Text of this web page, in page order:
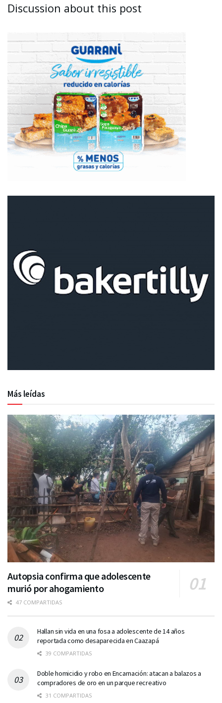
Discussion about this post
Más leídas
Autopsia confirma que adolescente
murió por ahogamiento
47 COMPARTIDAS
Hallan sin vida en una fosa a adolescente de 14 años
reportada como desaparecida en Caazapá
39 COMPARTIDAS
Doble homicidio y robo en Encarnación: atacan a balazos a
compradores de oro en un parque recreativo
31 COMPARTIDAS